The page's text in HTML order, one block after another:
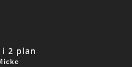
2 plan